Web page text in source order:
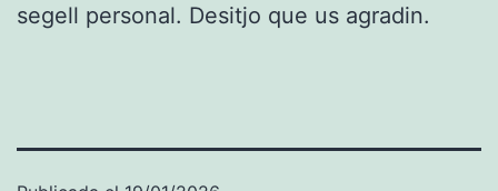
segell personal. Desitjo que us agradin.